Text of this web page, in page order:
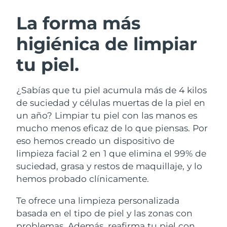
La forma más
higiénica de limpiar
tu piel.
¿Sabías que tu piel acumula más de 4 kilos
de suciedad y células muertas de la piel en
un año? Limpiar tu piel con las manos es
mucho menos eficaz de lo que piensas. Por
eso hemos creado un dispositivo de
limpieza facial 2 en 1 que elimina el 99% de
suciedad, grasa y restos de maquillaje, y lo
hemos probado clínicamente.
Te ofrece una limpieza personalizada
basada en el tipo de piel y las zonas con
Limpieza facial
Anti-aging massage
LUNA™ 4 Plus
Massage, LED heating
LUNA™ 4 Men
Microcurrent toning
BEAR™ 2 go
Microcurrent toning on-the-go
BEAR™ 2 eyes & lips
Hidratación
UFO™ 3 pack
Deep facial hydration
Near-infrared and red light therapy
device
Cuidado bucal
issa™ 4
Hybrid silicone sonic toothbrush
Smart hybrid silicone sonic toothbrush
TRATAMIENTO ANTIEDAD FAQ™
Antiedad Tratamientos LED
NEW
Austria Entrega prevista
Baréin Entrega prevista 10/08/2026
Bélgica
Bermudas Entrega prevista15/08/2026
Bosnia y Herzegovina Entrega prevista
Brunéi Entrega prevista
Bulgaria Entrega prevista 09/08/2026
Canadá Entrega prevista
Chile Entrega prevista13/08/2026